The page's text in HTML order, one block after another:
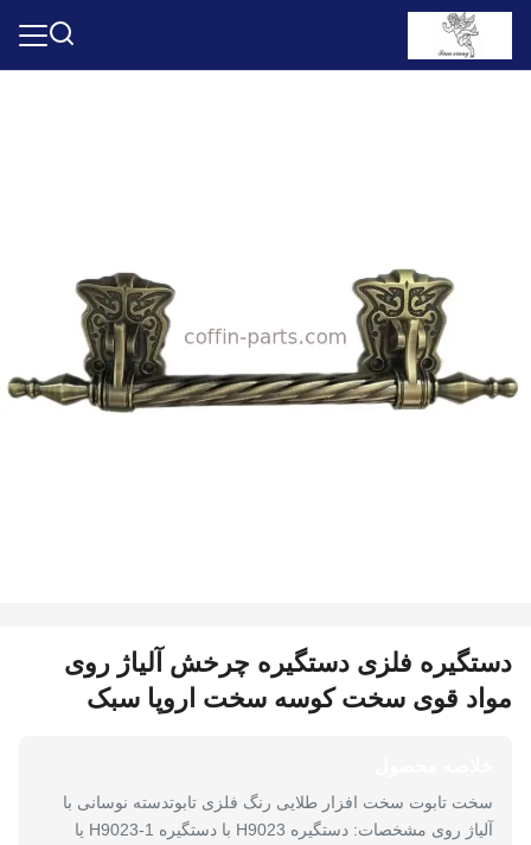
دستگیره فلزی دستگیره چرخش آلیاژ روی
مواد قوی سخت کوسه سخت اروپا سبک
سخت تابوت سخت افزار طلایی رنگ فلزی تابوتدسته نوسانی با
آلیاژ روی مشخصات: دستگیره H9023 با دستگیره H9023-1 یا